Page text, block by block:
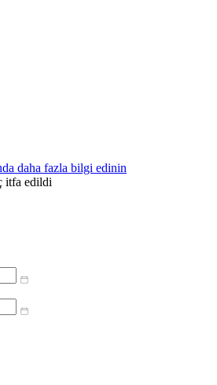
daha fazla bilgi edinin
itfa edildi